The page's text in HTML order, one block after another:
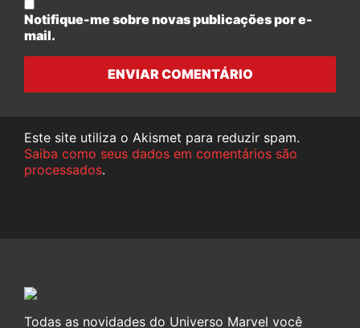
Notifique-me sobre novas publicações por e-
mail.
ENVIAR COMENTÁRIO
Este site utiliza o Akismet para reduzir spam.
Saiba como seus dados em comentários são
processados.
Todas as novidades do Universo Marvel você